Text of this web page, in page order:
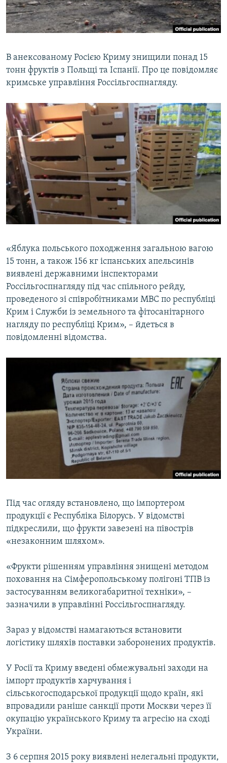
ВІДЕОУРОКИ «ELIFBE»
СВІДЧЕННЯ ОКУПАЦІЇ
ІНФОГРАФІКА
Русский
Qırımtatar
Усі сайти RFE/RL
В анексованому Росією Криму знищили понад 15
тонн фруктів з Польщі та Іспанії. Про це повідомляє
кримське управління Россільгоспнагляду.
«Яблука польського походження загальною вагою
15 тонн, а також 156 кг іспанських апельсинів
виявлені державними інспекторами
Россільгоспнагляду під час спільного рейду,
проведеного зі співробітниками МВС по республіці
Крим і Служби із земельного та фітосанітарного
нагляду по республіці Крим», – йдеться в
повідомленні відомства.
Під час огляду встановлено, що імпортером
продукції є Республіка Білорусь. У відомстві
підкреслили, що фрукти завезені на півострів
«незаконним шляхом».
«Фрукти рішенням управління знищені методом
поховання на Сімферопольському полігоні ТПВ із
застосуванням великогабаритної техніки», –
зазначили в управлінні Россільгоспнагляду.
Зараз у відомстві намагаються встановити
логістику шляхів поставки заборонених продуктів.
У Росії та Криму введені обмежувальні заходи на
імпорт продуктів харчування і
сільськогосподарської продукції щодо країн, які
впровадили раніше санкції проти Москви через її
окупацію українського Криму та агресію на сході
України.
З 6 серпня 2015 року виявлені нелегальні продукти,